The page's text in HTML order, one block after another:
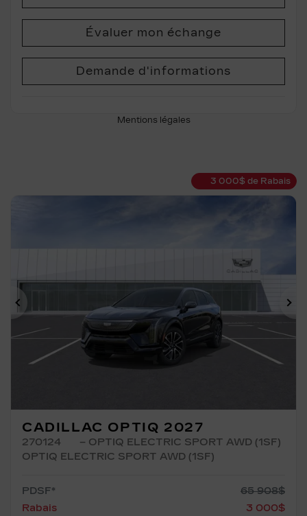
Évaluer mon échange
Demande d'informations
Mentions légales
3 000$ de Rabais
Précédent
CADILLAC OPTIQ 2027
270124
– OPTIQ ELECTRIC SPORT AWD (1SF)
OPTIQ ELECTRIC SPORT AWD (1SF)
PDSF* 65 908$
Rabais
3 000$